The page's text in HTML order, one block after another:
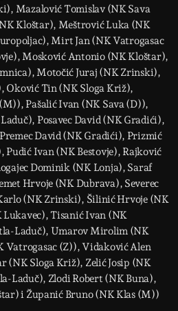
Mazalović Tomislav (NK Sava
Kloštar), Meštrović Luka (NK
Mirt Jan (NK Vatrogasac
Mosković Antonio (NK Kloštar),
Motočić Juraj (NK Zrinski),
Oković Tin (NK Sloga Križ),
Pašalić Ivan (NK Sava (D)),
Posavec David (NK Gradići),
David (NK Gradići), Prizmić
Pudić Ivan (NK Bestovje), Rajković
Dominik (NK Lonja), Saraf
Hrvoje (NK Dubrava), Severec
(NK Zrinski), Šilinić Hrvoje (NK
Tisanić Ivan (NK
Laduč), Umarov Mirolim (NK
Vatrogasac (Z)), Vidaković Alen
(NK Sloga Križ), Zelić Josip (NK
Laduč), Zlodi Robert (NK Buna),
i Županić Bruno (NK Klas (M))